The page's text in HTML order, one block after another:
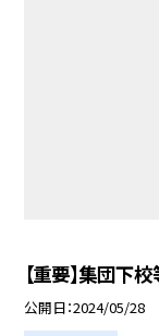
【重要】集団下
公開日 2024/05/28